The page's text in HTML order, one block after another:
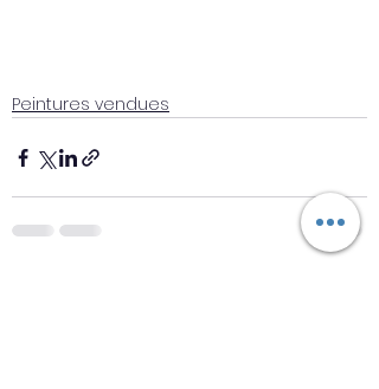
Peintures vendues